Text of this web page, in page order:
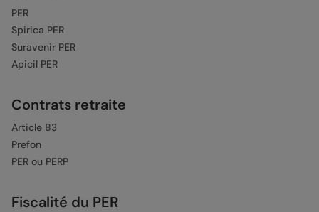
PER
Spirica PER
Suravenir PER
Apicil PER
Contrats retraite
Article 83
Prefon
PER ou PERP
Fiscalité du PER